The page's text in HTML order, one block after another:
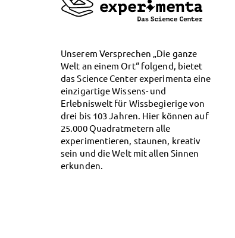
Unserem Versprechen „Die ganze
Welt an einem Ort“ folgend, bietet
das Science Center experimenta eine
einzigartige Wissens- und
Erlebniswelt für Wissbegierige von
drei bis 103 Jahren. Hier können auf
25.000 Quadratmetern alle
experimentieren, staunen, kreativ
sein und die Welt mit allen Sinnen
erkunden.